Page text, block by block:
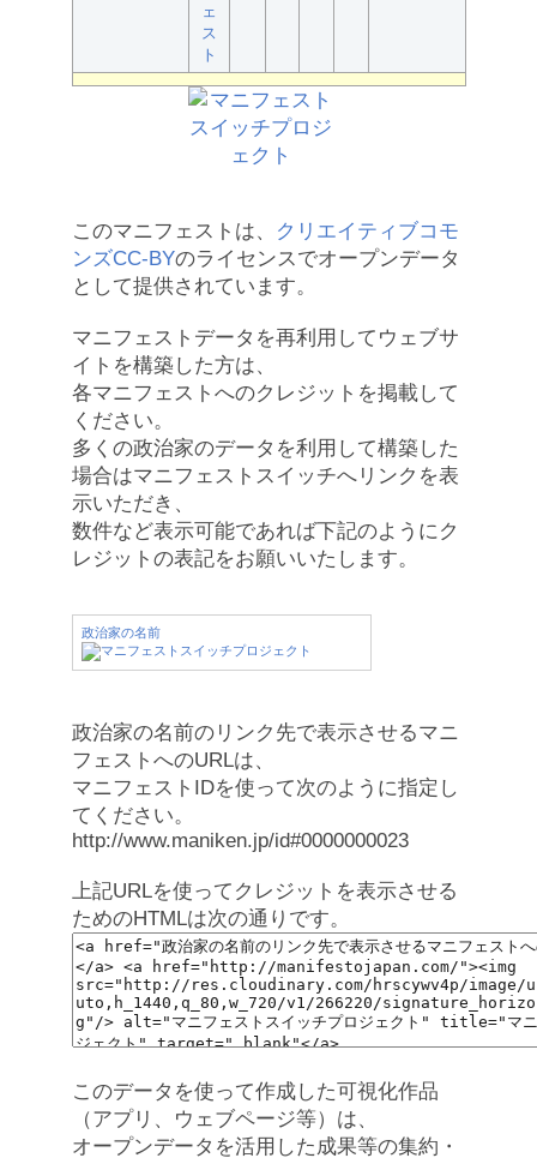
ェ
ス
ト
このマニフェストは、
クリエイティブコモ
ンズCC-BYのライセンスでオープンデータ
として提供されています。
マニフェストデータを再利用してウェブサ
イトを構築した方は、
各マニフェストへのクレジットを掲載して
ください。
多くの政治家のデータを利用して構築した
場合はマニフェストスイッチへリンクを表
示いただき、
数件など表示可能であれば下記のようにク
レジットの表記をお願いいたします。
政治家の名前
政治家の名前のリンク先で表示させるマニ
フェストへのURLは、
マニフェストIDを使って次のように指定し
てください。
http://www.maniken.jp/id#0000000023
上記URLを使ってクレジットを表示させる
ためのHTMLは次の通りです。
このデータを使って作成した可視化作品
（アプリ、ウェブページ等）は、
オープンデータを活用した成果等の集約・